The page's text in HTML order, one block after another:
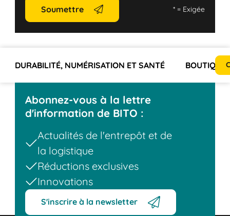
Soumettre *= Exigée
DURABILITÉ, NUMÉRISATION ET SANTÉ
Abonnez-vous à la lettre
d'information de BITO :
Actualités de l'entrepôt et de
la logistique
Réductions exclusives
Innovations
S'inscrire à la newsletter